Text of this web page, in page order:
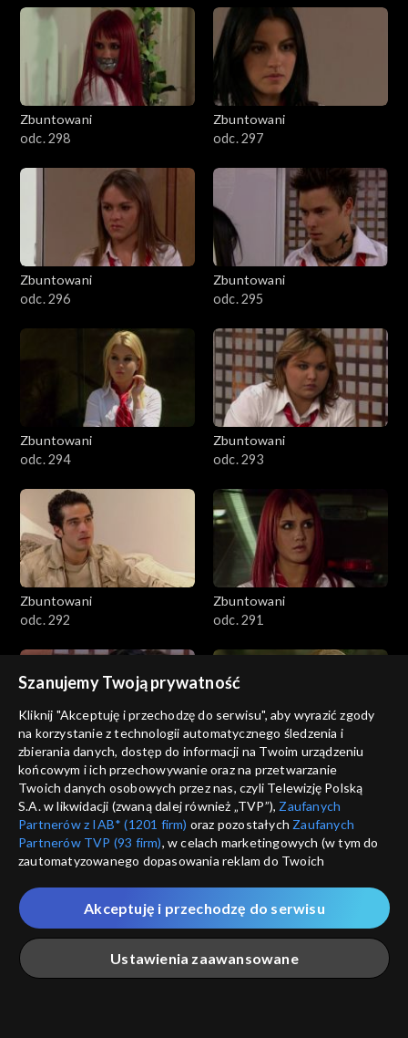
Zbuntowani
odc. 298
Zbuntowani
odc. 297
Zbuntowani
odc. 296
Zbuntowani
odc. 295
Zbuntowani
odc. 294
Zbuntowani
odc. 293
Zbuntowani
odc. 292
Zbuntowani
odc. 291
Zbuntowani
odc. 290
Zbuntowani
odc. 289
Zbuntowani
odc. 288
Zbuntowani
odc. 287
Szanujemy Twoją prywatność
Kliknij "Akceptuję i przechodzę do serwisu", aby wyrazić zgody
na korzystanie z technologii automatycznego śledzenia i
zbierania danych, dostęp do informacji na Twoim urządzeniu
końcowym i ich przechowywanie oraz na przetwarzanie
Twoich danych osobowych przez nas, czyli Telewizję Polską
S.A. w likwidacji (zwaną dalej również „TVP”), Zaufanych
Partnerów z IAB* (1201 firm) oraz pozostałych Zaufanych
Partnerów TVP (93 firm), w celach marketingowych (w tym do
zautomatyzowanego dopasowania reklam do Twoich
które wskazujemy poniżej, a także zgody na udostępnianie
przez nas identyfikatora PPID do Google.
Twoje dane osobowe zbierane podczas odwiedzania przez
Ciebie naszych
poszczególnych serwisówzwanych dalej
„Portalem”, w tym informacje zapisywane za pomocą
Ustawienia zaawansowane
Akceptuję i przechodzę do serwisu